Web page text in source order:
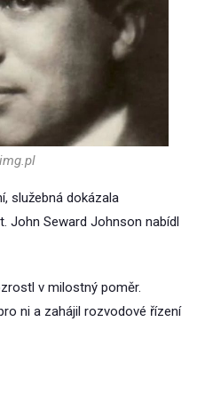
služebná dokázala
John Seward Johnson nabídl
v milostný poměr.
ni a zahájil rozvodové řízení